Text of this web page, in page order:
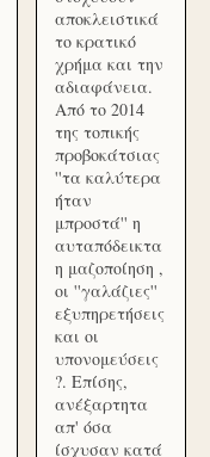
αποκλειστικά
το κρατικό
χρήμα και την
αδιαφάνεια.
Από το 2014
της τοπικής
προβοκάτσιας
''τα καλύτερα
ήταν
μπροστά'' η
αυταπόδεικτα
η μαζοποίηση ,
οι ''γαλάζιες''
εξυπηρετήσεις
και οι
υπονομεύσεις
?. Επίσης,
ανέξαρτητα
απ' όσα
ίσχυσαν κατά